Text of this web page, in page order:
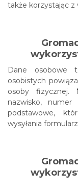
także korzystając
Dane osobowe
osobistych
osoby fizycznej.
nazwisko,
podstawowe,
wysyłania